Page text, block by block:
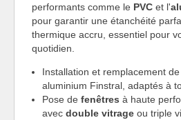
performants comme le PVC et l'
pour garantir une étanchéité
thermique accru, essentiel pour
quotidien.
Installation et remplacement
aluminium Finstral, adaptés à
Pose de fenêtres à haute
avec double vitrage ou triple